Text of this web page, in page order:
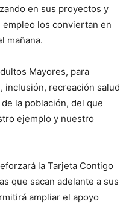
en sus proyectos y
empleo los conviertan en
mañana.
Mayores, para
inclusión, recreación salud
la población, del que
ejemplo y nuestro
la Tarjeta Contigo
que sacan adelante a sus
ampliar el apoyo